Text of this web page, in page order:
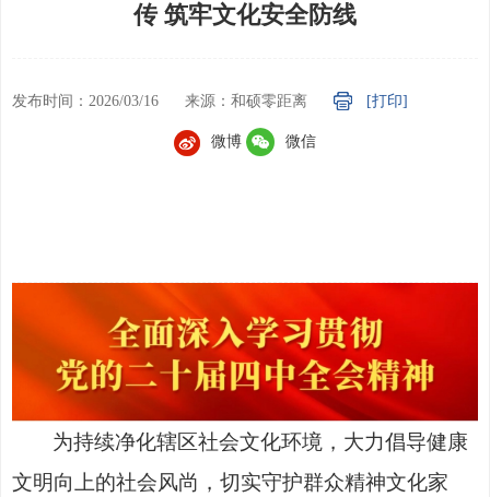
传 筑牢文化安全防线
发布时间：2026/03/16 来源：和硕零距离 [打印]
微博 微信
为持续净化辖区社会文化环境，大力倡导健康
文明向上的社会风尚，切实守护群众精神文化家